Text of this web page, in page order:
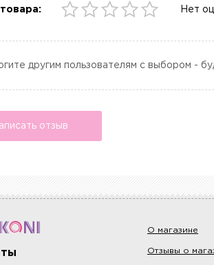
Нет
другим пользователям с выбором -
отзыв
О магазине
Отзывы о